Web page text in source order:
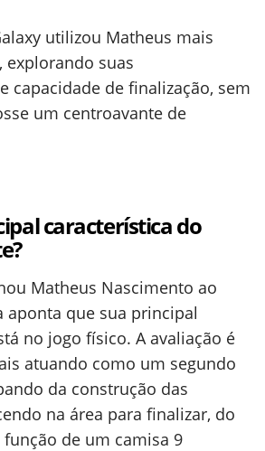
utilizou Matheus mais
explorando suas
capacidade de finalização, sem
um centroavante de
característica do
Matheus Nascimento ao
aponta que sua principal
no jogo físico. A avaliação é
atuando como um segundo
da construção das
na área para finalizar, do
de um camisa 9